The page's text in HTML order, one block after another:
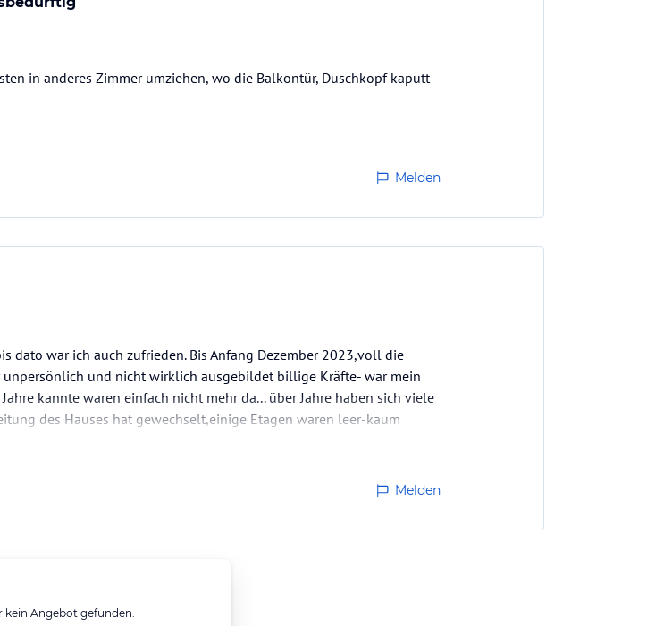
in anderes Zimmer umziehen, wo die Balkontür, Duschkopf kaputt
Melden
dato war ich auch zufrieden. Bis Anfang Dezember 2023,voll die
unpersönlich und nicht wirklich ausgebildet billige Kräfte- war mein
kannte waren einfach nicht mehr da... über Jahre haben sich viele
des Hauses hat gewechselt,einige Etagen waren leer-kaum
Melden
kein Angebot gefunden.